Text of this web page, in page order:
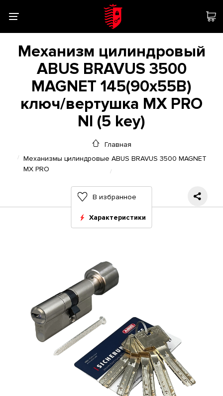
Механизм цилиндровый
ABUS BRAVUS 3500
MAGNET 145(90x55В)
ключ/вертушка MX PRO
NI (5 key)
Главная
Механизмы цилиндровые ABUS BRAVUS 3500 MAGNET
MX PRO
В избранное
Характеристики